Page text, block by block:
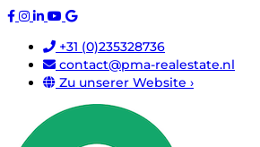
+31 (0)235328736
contact@pma-realestate.nl
Zu unserer Website ›